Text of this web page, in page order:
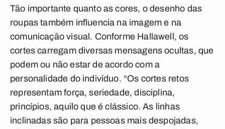
Tão importante quanto as cores, o desenho das
roupas também influencia na imagem e na
comunicação visual. Conforme Hallawell, os
cortes carregam diversas mensagens ocultas, que
podem ou não estar de acordo com a
personalidade do indivíduo. “Os cortes retos
representam força, seriedade, disciplina,
princípios, aquilo que é clássico. As linhas
inclinadas são para pessoas mais despojadas,